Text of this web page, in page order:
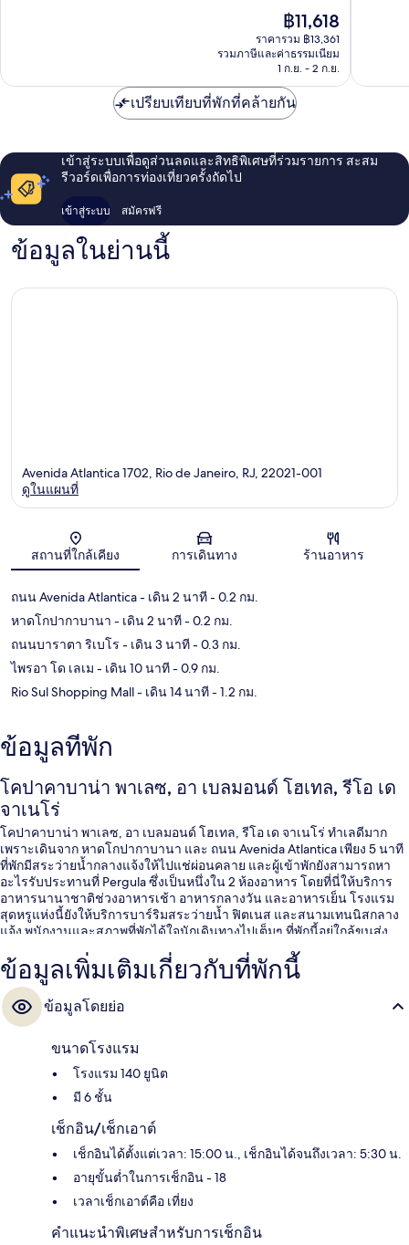
ราคา
ปัจจุบัน
คือ
฿11,618
฿11,618
ราคารวม ฿13,361
รวมภาษีและค่าธรรมเนียม
1 ก.ย. - 2 ก.ย.
เปรียบเทียบที่พักที่คล้ายกัน
เข้าสู่ระบบเพื่อดูส่วนลดและสิทธิพิเศษที่ร่วมรายการ สะสม
รีวอร์ดเพื่อการท่องเที่ยวครั้งถัดไป
เข้าสู่ระบบ สมัครฟรี
ข้อมูลในย่านนี้
แผนที่
Avenida Atlantica 1702, Rio de Janeiro, RJ, 22021-001
ดูในแผนที่
สถานที่ใกล้เคียง การเดินทาง ร้านอาหาร
ถนน Avenida Atlantica- เดิน 2 นาที- 0.2 กม.
หาดโกปากาบานา - เดิน 2 นาที- 0.2 กม.
ถนนบาราตา ริเบโร - เดิน 3 นาที- 0.3 กม.
ไพรอา โด เลเม - เดิน 10 นาที- 0.9 กม.
Rio Sul Shopping Mall- เดิน 14 นาที- 1.2 กม.
ข้อมูลที่พัก
โคปาคาบาน่า พาเลซ, อา เบลมอนด์ โฮเทล, รีโอ เด
จาเนโร่
โคปาคาบาน่า พาเลซ, อา เบลมอนด์ โฮเทล, รีโอ เด จาเนโร่ ทำเลดีมาก
เพราะเดินจาก หาดโกปากาบานา และ ถนน Avenida Atlantica เพียง 5 นาที
ที่พักมีสระว่ายน้ำกลางแจ้งให้ไปแช่ผ่อนคลาย และผู้เข้าพักยังสามารถหา
อะไรรับประทานที่ Pergula ซึ่งเป็นหนึ่งใน 2 ห้องอาหาร โดยที่นี่ให้บริการ
อาหารนานาชาติช่วงอาหารเช้า อาหารกลางวัน และอาหารเย็น โรงแรม
สุดหรูแห่งนี้ยังให้บริการบาร์ริมสระว่ายน้ำ ฟิตเนส และสนามเทนนิสกลาง
แจ้ง พนักงานและสภาพที่พักได้ใจนักเดินทางไปเต็มๆ ที่พักนี้อยู่ใกล้ขนส่ง
ข้อมูลเพิ่มเติมเกี่ยวกับที่พักนี้
ข้อมูลโดยย่อ
ขนาดโรงแรม
โรงแรม 140 ยูนิต
มี 6 ชั้น
เช็กอิน/เช็กเอาต์
เช็กอินได้ตั้งแต่เวลา: 15:00 น., เช็กอินได้จนถึงเวลา: 5:30 น.
อายุขั้นต่ำในการเช็กอิน - 18
เวลาเช็กเอาต์คือ เที่ยง
คำแนะนำพิเศษสำหรับการเช็กอิน